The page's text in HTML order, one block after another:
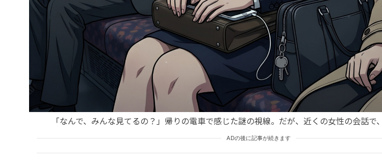
「なんで、みんな見てるの？」帰りの電車で感じた謎の視線。だが、近くの女性の会話で
ADの後に記事が続きます